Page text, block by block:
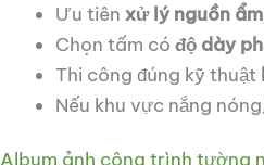
Ưu tiên xử lý nguồn
Chọn tấm có độ dày
Thi công đúng kỹ thuật
Nếu khu vực nắng
Album ảnh công trình tường